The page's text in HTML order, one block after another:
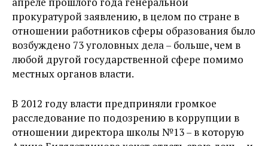
прокуратурой заявлению, в целом по стране в
отношении работников сферы образования было
возбуждено 73 уголовных дела – больше, чем в
любой другой государственной сфере помимо
местных органов власти.
В 2012 году власти предприняли громкое
расследование по подозрению в коррупции в
отношении директора школы №13 – в которую